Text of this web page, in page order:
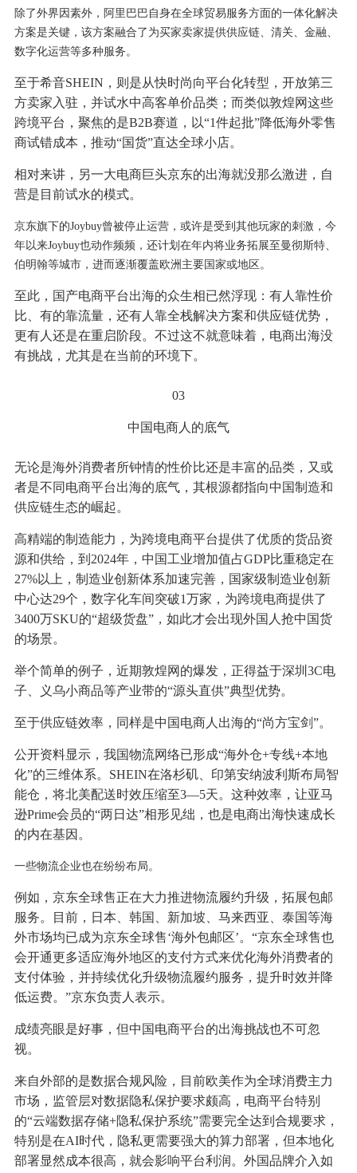
除了外界因素外，阿里巴巴自身在全球贸易服务方面的一体化解决
方案是关键，该方案融合了为买家卖家提供供应链、清关、金融、
数字化运营等多种服务。
至于希音SHEIN，则是从快时尚向平台化转型，开放第三
方卖家入驻，并试水中高客单价品类；而类似敦煌网这些
跨境平台，聚焦的是B2B赛道，以“1件起批”降低海外零售
商试错成本，推动“国货”直达全球小店。
相对来讲，另一大电商巨头京东的出海就没那么激进，自
营是目前试水的模式。
京东旗下的Joybuy曾被停止运营，或许是受到其他玩家的刺激，今
年以来Joybuy也动作频频，还计划在年内将业务拓展至曼彻斯特、
伯明翰等城市， 进而逐渐覆盖欧洲主要国家或地区 。
至此，国产电商平台出海的众生相已然浮现：有人靠性价
比、有的靠流量，还有人靠全栈解决方案和供应链优势，
更有人还是在重启阶段。不过这不就意味着，电商出海没
有挑战，尤其是在当前的环境下。
03
中国电商人的底气
无论是海外消费者所钟情的性价比还是丰富的品类，又或
者是不同电商平台出海的底气，其根源都指向中国制造和
供应链生态的崛起。
高精端的制造能力，为跨境电商平台提供了优质的货品资
源和供给，到2024年，中国工业增加值占GDP比重稳定在
27%以上，制造业创新体系加速完善，国家级制造业创新
中心达29个，数字化车间突破1万家，为跨境电商提供了
3400万SKU的“超级货盘”，如此才会出现外国人抢中国货
的场景。
举个简单的例子，近期敦煌网的爆发，正得益于深圳3C电
子、义乌小商品等产业带的“源头直供”典型优势。
至于供应链效率，同样是中国电商人出海的“尚方宝剑”。
公开资料显示，我国物流网络已形成“海外仓+专线+本地
化”的三维体系。SHEIN在洛杉矶、印第安纳波利斯布局智
能仓，将北美配送时效压缩至3—5天。这种效率，让亚马
逊Prime会员的“两日达”相形见绌，也是电商出海快速成长
的内在基因。
一些物流企业也在纷纷布局。
例如，京东全球售正在大力推进物流履约升级，拓展包邮
服务。目前，日本、韩国、新加坡、马来西亚、泰国等海
外市场均已成为京东全球售‘海外包邮区’。“京东全球售也
会开通更多适应海外地区的支付方式来优化海外消费者的
支付体验，并持续优化升级物流履约服务，提升时效并降
低运费。”京东负责人表示。
成绩亮眼是好事，但中国电商平台的出海挑战也不可忽
视。
来自外部的是数据合规风险，目前欧美作为全球消费主力
市场，监管层对数据隐私保护要求颇高，电商平台特别
的“云端数据存储+隐私保护系统”需要完全达到合规要求，
特别是在AI时代，隐私更需要强大的算力部署，但本地化
部署显然成本很高，就会影响平台利润。外国品牌介入如